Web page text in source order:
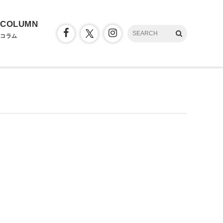
COLUMN
コラム